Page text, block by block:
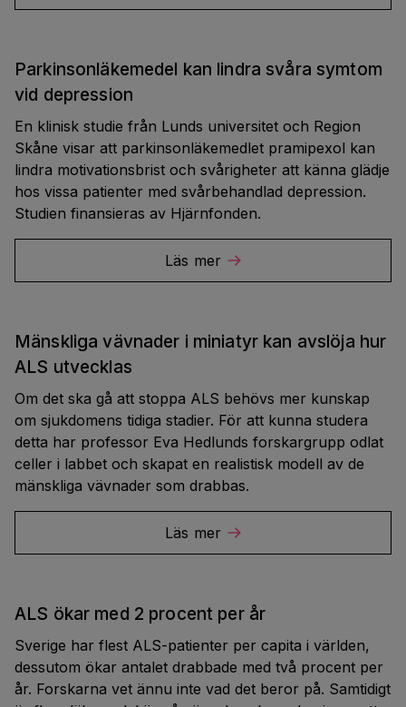
Parkinsonläkemedel kan lindra svåra symtom
vid depression
En klinisk studie från Lunds universitet och Region
Skåne visar att parkinsonläkemedlet pramipexol kan
lindra motivationsbrist och svårigheter att känna glädje
hos vissa patienter med svårbehandlad depression.
Studien finansieras av Hjärnfonden.
Läs mer
Mänskliga vävnader i miniatyr kan avslöja hur
ALS utvecklas
Om det ska gå att stoppa ALS behövs mer kunskap
om sjukdomens tidiga stadier. För att kunna studera
detta har professor Eva Hedlunds forskargrupp odlat
celler i labbet och skapat en realistisk modell av de
mänskliga vävnader som drabbas.
Läs mer
ALS ökar med 2 procent per år
Sverige har flest ALS-patienter per capita i världen,
dessutom ökar antalet drabbade med två procent per
år. Forskarna vet ännu inte vad det beror på. Samtidigt